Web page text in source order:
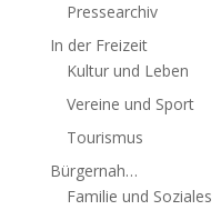
Pressearchiv
In der Freizeit
Kultur und Leben
Vereine und Sport
Tourismus
Bürgernah…
Familie und Soziales